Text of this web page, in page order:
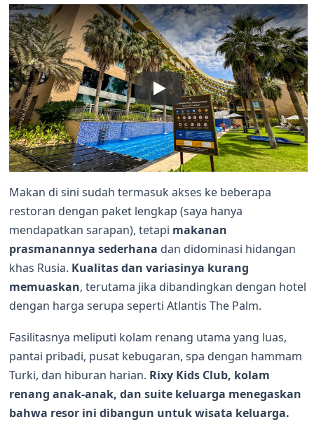
Makan di sini sudah termasuk akses ke beberapa
restoran dengan paket lengkap (saya hanya
mendapatkan sarapan), tetapi makanan
prasmanannya sederhana dan didominasi hidangan
khas Rusia. Kualitas dan variasinya kurang
memuaskan, terutama jika dibandingkan dengan hotel
dengan harga serupa seperti Atlantis The Palm.
Fasilitasnya meliputi kolam renang utama yang luas,
pantai pribadi, pusat kebugaran, spa dengan hammam
Turki, dan hiburan harian. Rixy Kids Club, kolam
renang anak-anak, dan suite keluarga menegaskan
bahwa resor ini dibangun untuk wisata keluarga.